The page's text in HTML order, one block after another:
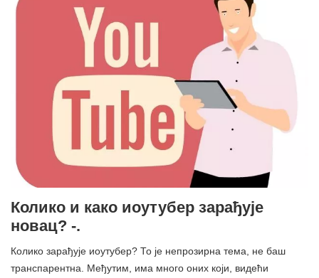
Колико и како иоутубер зарађује
новац? -.
Колико зарађује иоутубер? То је непрозирна тема, не баш
транспарентна. Међутим, има много оних који, видећи